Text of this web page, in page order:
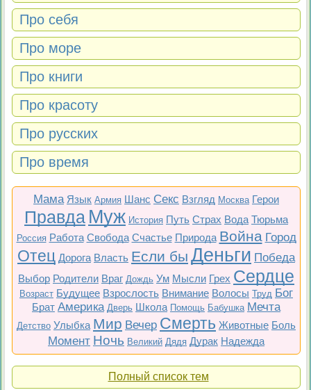
Про себя
Про море
Про книги
Про красоту
Про русских
Про время
Мама Язык Армия Шанс Секс Взгляд Москва Герои
Правда Муж История Путь Страх Вода Тюрьма
Россия Работа Свобода Счастье Природа Война Город
Отец Дорога Власть Если бы Деньги Победа
Выбор Родители Враг Дождь Ум Мысли Грех Сердце
Возраст Будущее Взрослость Внимание Волосы Труд Бог
Брат Америка Дверь Школа Помощь Бабушка Мечта
Детство Улыбка Мир Вечер Смерть Животные Боль
Момент Ночь Великий Дядя Дурак Надежда
Полный список тем